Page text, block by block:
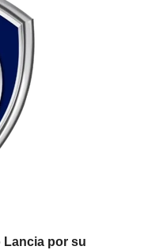
Lancia por su